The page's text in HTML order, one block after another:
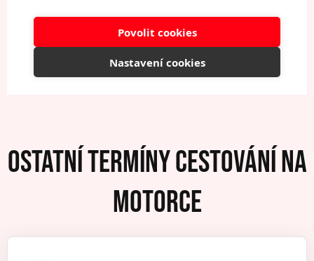
OSTATNÍ TERMÍNY CESTOVÁNÍ NA
MOTORCE